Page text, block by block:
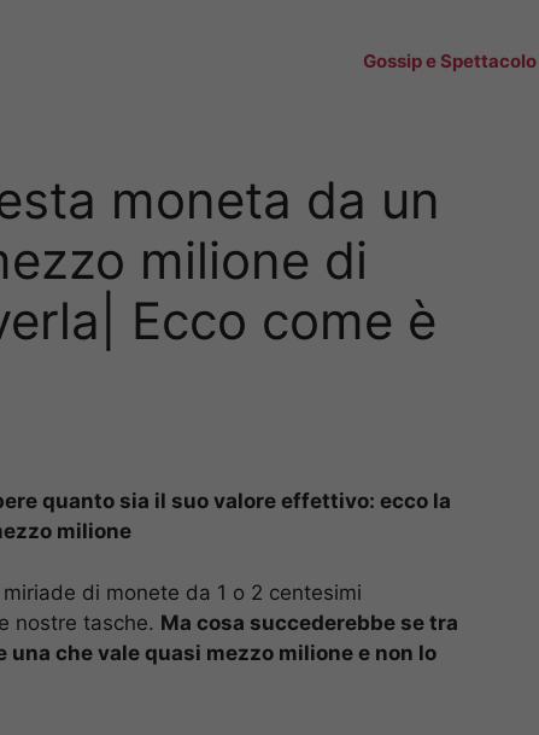
Gossip e Spettacolo
moneta da un
milione di
Ecco come è
quanto sia il suo valore effettivo: ecco la
milione
di monete da 1 o 2 centesimi
nostre tasche. Ma cosa succederebbe se tra
che vale quasi mezzo milione e non lo